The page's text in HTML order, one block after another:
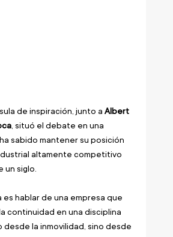
de inspiración, junto a Albert
, situó el debate en una
sabido mantener su posición
altamente competitivo
un siglo.
es hablar de una empresa que
continuidad en una disciplina
desde la inmovilidad, sino desde